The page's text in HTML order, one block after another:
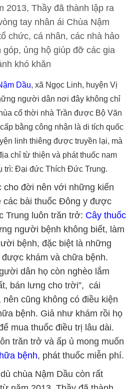
2013, Thầy đã thành lập ra
tay nhân ái Chùa Nậm
chức, cá nhân, các nhà hảo
ủng hộ giúp đỡ các gia
khó khăn
Dầu, xã Ngọc Linh, huyện Vị
người dân nơi đây không chỉ
cổ thời nhà Trần được Bộ Văn
bằng công nhận là di tích quốc
linh thiêng được truyền lại, mà
chỉ từ thiện và phát thuốc nam
trì: Đại đức Thích Đức Trung.
cho đời nên với những kiến
các bài thuốc Đông y được
Trung luôn trăn trở: Cây thuốc
người bệnh không biết, làm
bệnh, đặc biệt là những
khám và chữa bệnh.
dân họ còn nghèo lắm
bán lưng cho trời”, cái
cũng không có điều kiện
bệnh. Giả như khám rồi họ
mua thuốc điều trị lâu dài.
trăn trở và ấp ủ mong muốn
bệnh, phát thuốc miễn phí.
chùa Nậm Dầu còn rất